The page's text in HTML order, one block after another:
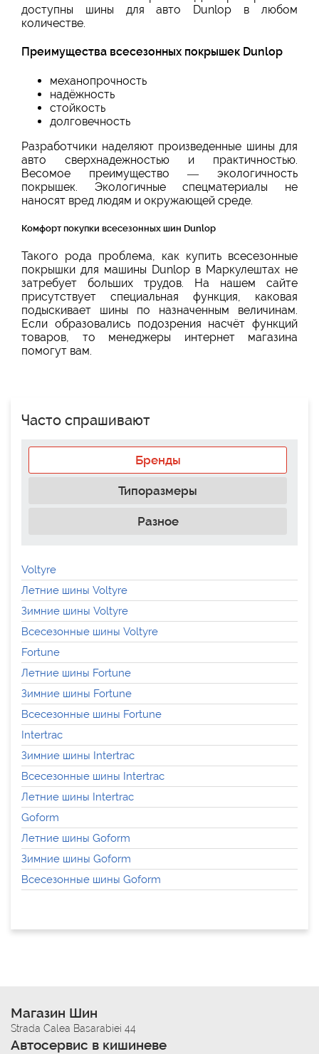
доступны шины для авто Dunlop в любом
количестве.
Преимущества всесезонных покрышек Dunlop
механопрочность
надёжность
стойкость
долговечность
Разработчики наделяют произведенные шины для
авто сверхнадежностью и практичностью.
Весомое преимущество — экологичность
покрышек. Экологичные спецматериалы не
наносят вред людям и окружающей среде.
Комфорт покупки всесезонных шин Dunlop
Такого рода проблема, как купить всесезонные
покрышки для машины Dunlop в Маркулештах не
затребует больших трудов. На нашем сайте
присутствует специальная функция, каковая
подыскивает шины по назначенным величинам.
Если образовались подозрения насчёт функций
товаров, то менеджеры интернет магазина
помогут вам.
Часто спрашивают
Бренды
Типоразмеры
Разное
Voltyre
Летние шины Voltyre
Зимние шины Voltyre
Всесезонные шины Voltyre
Fortune
Летние шины Fortune
Зимние шины Fortune
Всесезонные шины Fortune
Intertrac
Зимние шины Intertrac
Всесезонные шины Intertrac
Летние шины Intertrac
Goform
Летние шины Goform
Зимние шины Goform
Всесезонные шины Goform
Магазин Шин
Strada Calea Basarabiei 44
Автосервис в кишиневе